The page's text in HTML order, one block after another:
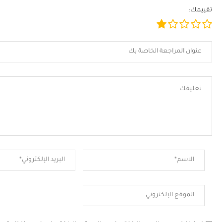
تقييمك: